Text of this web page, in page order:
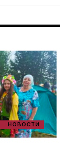
НОВОСТИ